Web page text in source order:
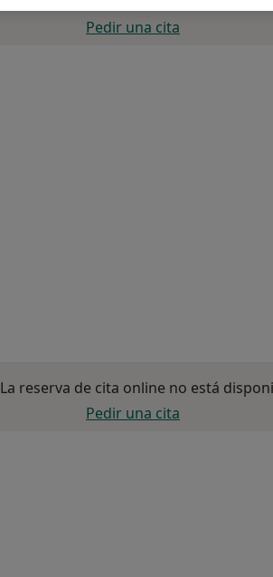
Pedir una cita
La reserva de cita online no está
Pedir una cita